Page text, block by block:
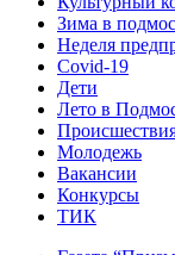
Зима в
Неделя
Covid-19
Дети
Лето в
Молодежь
Вакансии
Конкурсы
ТИК